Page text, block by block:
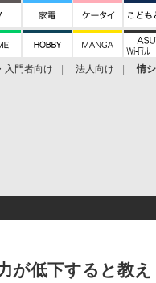
入門者向け 法人向け 情
が低下すると教え